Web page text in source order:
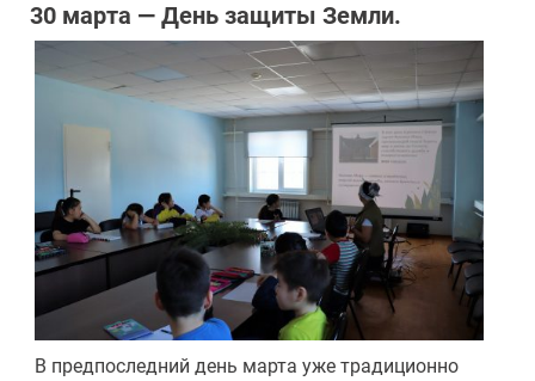
30 марта — День защиты Земли.
В предпоследний день марта уже традиционно